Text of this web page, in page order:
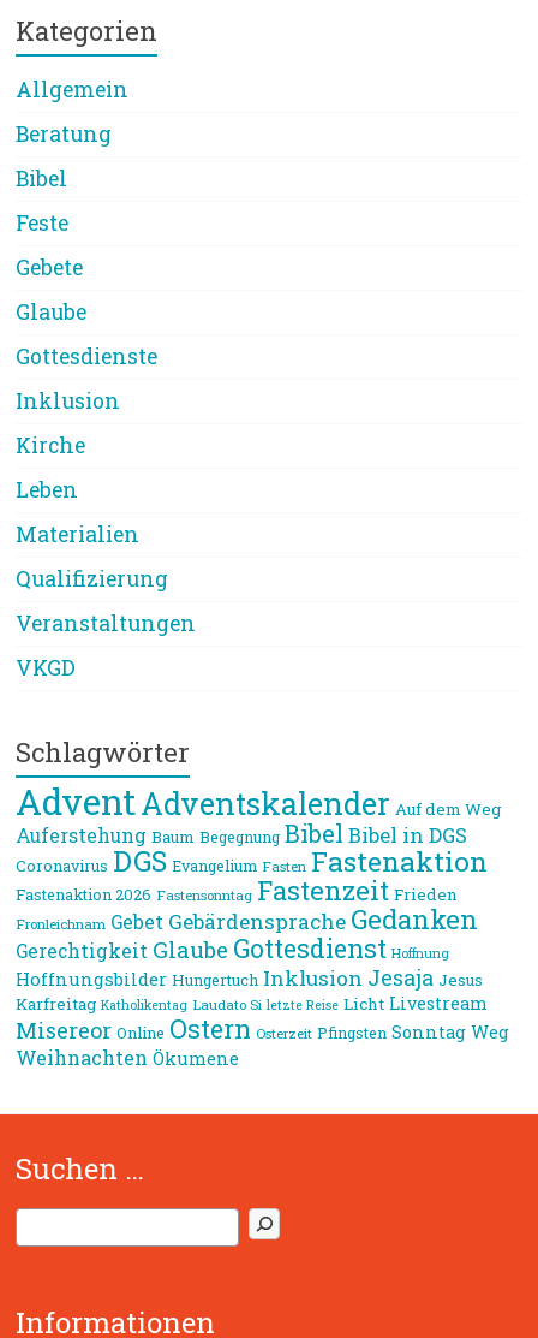
Kategorien
Allgemein
Beratung
Bibel
Feste
Gebete
Glaube
Gottesdienste
Inklusion
Kirche
Leben
Materialien
Qualifizierung
Veranstaltungen
VKGD
Schlagwörter
AdventAdventskalender Auf dem Weg
Auferstehung Baum Begegnung Bibel Bibel in DGS
Coronavirus DGS Evangelium Fasten Fastenaktion
Fastenaktion 2026 Fastensonntag Fastenzeit Frieden
Fronleichnam Gebet Gebärdensprache Gedanken
Gerechtigkeit Glaube Gottesdienst Hoffnung
Hoffnungsbilder Hungertuch Inklusion Jesaja Jesus
Karfreitag Katholikentag Laudato Si letzte Reise Licht Livestream
Misereor Online Ostern Osterzeit Pfingsten Sonntag Weg
Weihnachten Ökumene
Suchen …
S
u
e
Informationen